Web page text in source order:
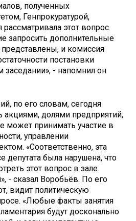
полученных
Генпрокуратурой,
этот вопрос.
запросить дополнительные
и комиссия
постановки
заседании», - напомнил он
по его словам, сегодня
акциями, долями предприятий,
может принимать участие в
управлении
«Соответственно, эта
депутата была нарушена, что
этот вопрос в зале
- сказал Воробьёв. По его
видит политическую
«Любые факты занятия
будут досконально